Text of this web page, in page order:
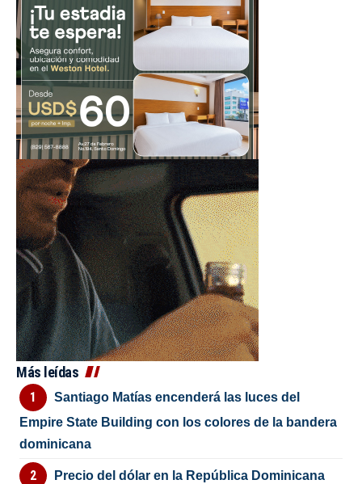
Más leídas
Santiago Matías encenderá las luces del
Empire State Building con los colores de la bandera
dominicana
Precio del dólar en la República Dominicana